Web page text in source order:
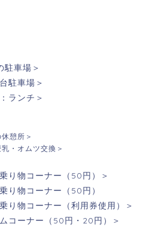
駐車場＞
駐車場＞
ランチ＞
憩所＞
・オムツ交換＞
り物コーナー（50円）＞
り物コーナー（50円）
り物コーナー（利用券使用）＞
コーナー（50円・20円）＞